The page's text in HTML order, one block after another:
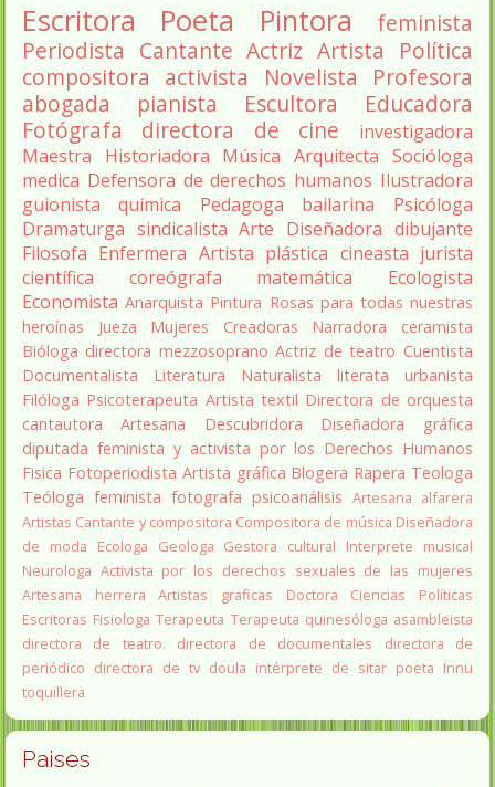
Escritora Poeta Pintora
feminista
Periodista Cantante Actriz Artista
Política
compositora activista Novelista
Profesora
abogada
pianista Escultora
Educadora
Fotógrafa
directora de cine
investigadora
Maestra
Historiadora Música Arquitecta Socióloga
medica Defensora de derechos humanos Ilustradora
guionista
química Pedagoga bailarina
Psicóloga
Dramaturga sindicalista Arte Diseñadora dibujante
Filosofa Enfermera Artista plástica cineasta jurista
científica
coreógrafa matemática
Ecologista
Economista Anarquista Pintura Rosas para todas nuestras
heroínas
Jueza Mujeres Creadoras Narradora
ceramista
Bióloga directora mezzosoprano Actriz de teatro Cuentista
Documentalista
Literatura Naturalista literata
urbanista
Filóloga Psicoterapeuta Artista textil Directora de orquesta
cantautora
Artesana Descubridora
Diseñadora gráfica
diputada feminista y activista por los Derechos Humanos
Fisica Fotoperiodista Artista gráfica Blogera Rapera Teologa
Teóloga feminista fotografa psicoanálisis Artesana alfarera
Artistas Cantante y compositora Compositora de música Diseñadora
de moda
Ecologa Geologa Gestora cultural
Interprete musical
Neurologa Activista por los derechos sexuales de las mujeres
Artesana herrera
Artistas graficas
Doctora Ciencias Políticas
Escritoras Fisiologa Terapeuta Terapeuta quinesóloga asambleista
directora de teatro.
directora de documentales
directora de
periódico directora de tv doula intérprete de sitar poeta Innu
toquillera
Paises